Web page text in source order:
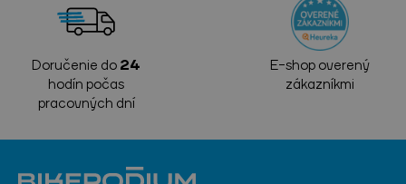
Doručenie do24
hodín počas
pracovných dní
E-shop overený
zákazníkmi